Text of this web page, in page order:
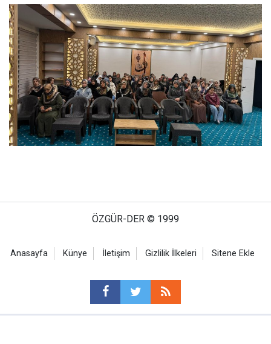
ÖZGÜR-DER © 1999
Anasayfa Künye İletişim Gizlilik İlkeleri Sitene Ekle